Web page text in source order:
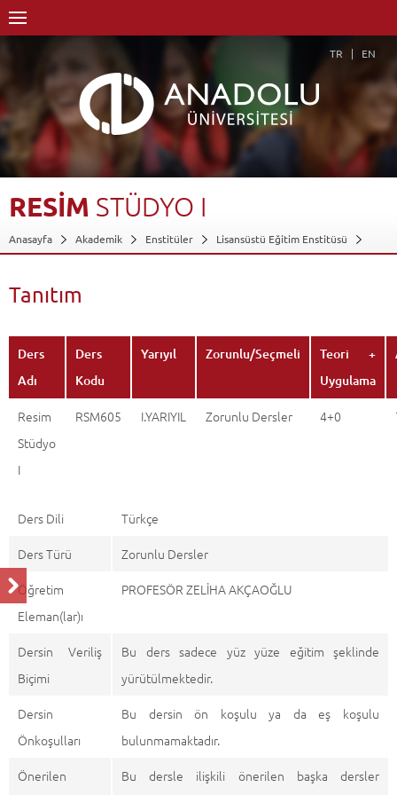
TR EN
RESİM STÜDYO I
Anasayfa Akademik Enstitüler
Lisansüstü Eğitim Enstitüsü
Dersler - AKTS Kredileri
Tanıtım
Ders
Adı
Ders
Kodu
Yarıyıl Zorunlu/Seçmeli
Teori +
Uygulama
Resim
Stüdyo
I
RSM605 I.YARIYIL Zorunlu Dersler 4+0
Ders Dili
Türkçe
Ders Türü
Zorunlu Dersler
Öğretim
Eleman(lar)ı
PROFESÖR ZELİHA AKÇAOĞLU
Dersin Veriliş
Biçimi
Bu ders sadece yüz yüze eğitim şeklinde
yürütülmektedir.
Dersin
Önkoşulları
Bu dersin ön koşulu ya da eş koşulu
bulunmamaktadır.
Önerilen
Bu dersle ilişkili önerilen başka dersler